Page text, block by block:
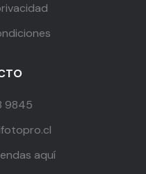
9845
aquí